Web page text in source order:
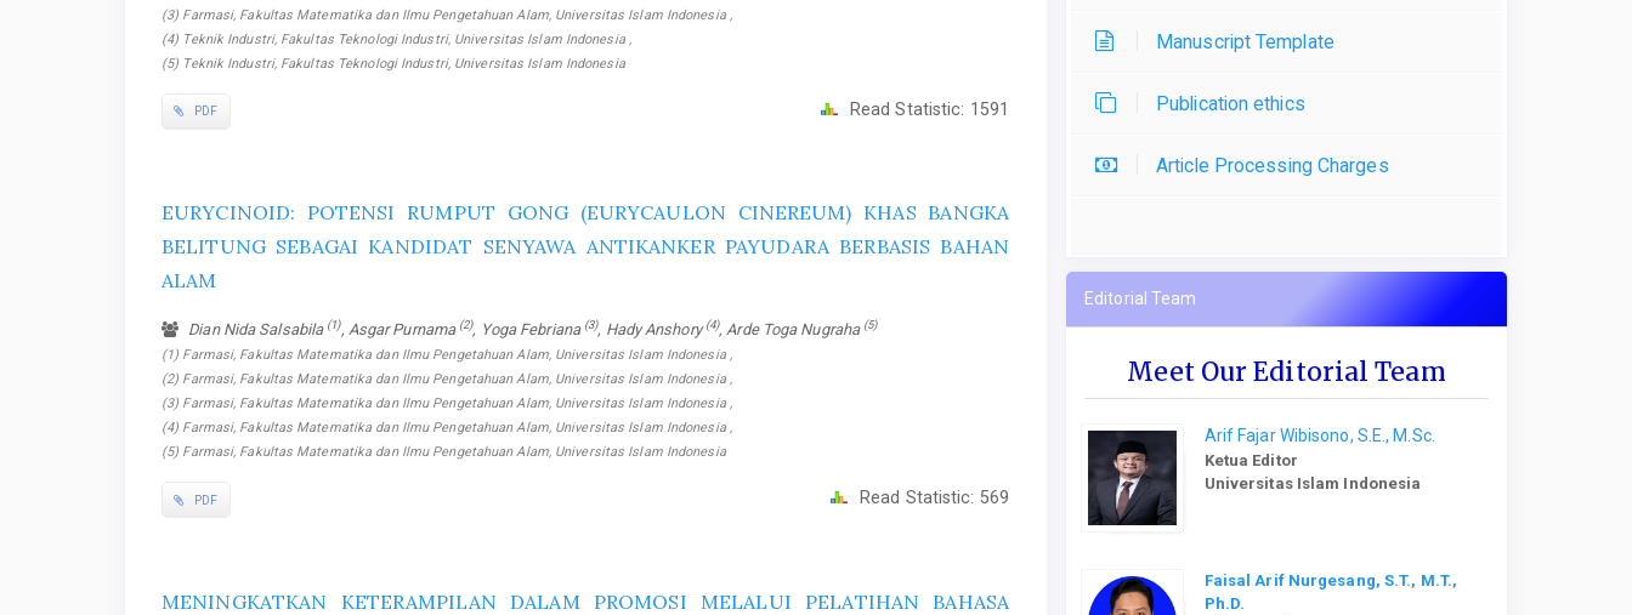
(3) Farmasi, Fakultas Matematika dan Ilmu Pengetahuan Alam, Universitas Islam Indonesia ,
(4) Teknik Industri, Fakultas Teknologi Industri, Universitas Islam Indonesia ,
(5) Teknik Industri, Fakultas Teknologi Industri, Universitas Islam Indonesia
PDF Read Statistic: 1591
EURYCINOID: POTENSI RUMPUT GONG (EURYCAULON CINEREUM) KHAS BANGKA
BELITUNG SEBAGAI KANDIDAT SENYAWA ANTIKANKER PAYUDARA BERBASIS BAHAN
ALAM
Dian Nida Salsabila (1), Asgar Purnama (2), Yoga Febriana (3), Hady Anshory(4), Arde Toga Nugraha (5)
(1) Farmasi, Fakultas Matematika dan Ilmu Pengetahuan Alam, Universitas Islam Indonesia ,
(2) Farmasi, Fakultas Matematika dan Ilmu Pengetahuan Alam, Universitas Islam Indonesia ,
(3) Farmasi, Fakultas Matematika dan Ilmu Pengetahuan Alam, Universitas Islam Indonesia ,
(4) Farmasi, Fakultas Matematika dan Ilmu Pengetahuan Alam, Universitas Islam Indonesia ,
(5) Farmasi, Fakultas Matematika dan Ilmu Pengetahuan Alam, Universitas Islam Indonesia
PDF Read Statistic: 569
MENINGKATKAN KETERAMPILAN DALAM PROMOSI MELALUI PELATIHAN BAHASA
Manuscript Template
Publication ethics
Article Processing Charges
Editorial Team
Meet Our Editorial Team
Arif Fajar Wibisono, S.E., M.Sc.
Ketua Editor
Universitas Islam Indonesia
Faisal Arif Nurgesang, S.T., M.T.,
Ph.D.